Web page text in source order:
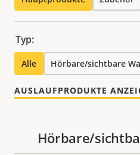
Typ:
Alle Hörbare/sichtbare
AUSLAUFPRODUKTE
Hörbare/